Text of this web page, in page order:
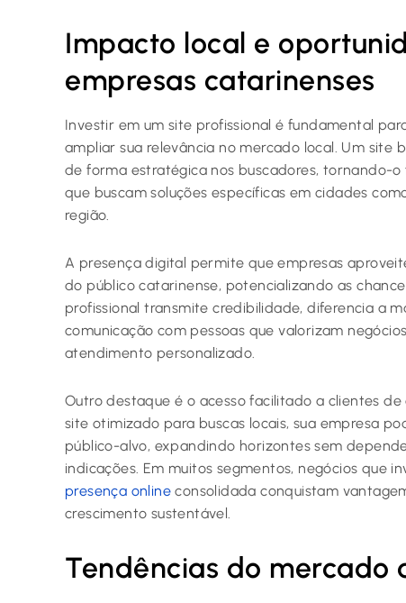
Impacto local e
empresas catarinenses
Investir em um site profissional é fundamental
ampliar sua relevância no mercado local. Um site
de forma estratégica nos buscadores, tornando-
que buscam soluções específicas em cidades
região.
A presença digital permite que empresas
do público catarinense, potencializando as
profissional transmite credibilidade, diferencia a
comunicação com pessoas que valorizam
atendimento personalizado.
Outro destaque é o acesso facilitado a clientes
site otimizado para buscas locais, sua empresa
público-alvo, expandindo horizontes sem
indicações. Em muitos segmentos, negócios que
presença online consolidada conquistam
crescimento sustentável.
Tendências do mercado